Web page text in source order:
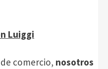
Luiggi
comercio, nosotros